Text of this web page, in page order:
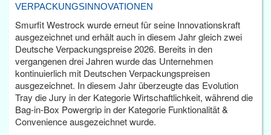
VERPACKUNGSINNOVATIONEN
Smurfit Westrock wurde erneut für seine Innovationskraft
ausgezeichnet und erhält auch in diesem Jahr gleich zwei
Deutsche Verpackungspreise 2026. Bereits in den
vergangenen drei Jahren wurde das Unternehmen
kontinuierlich mit Deutschen Verpackungspreisen
ausgezeichnet. In diesem Jahr überzeugte das Evolution
Tray die Jury in der Kategorie Wirtschaftlichkeit, während die
Bag-in-Box Powergrip in der Kategorie Funktionalität &
Convenience ausgezeichnet wurde.